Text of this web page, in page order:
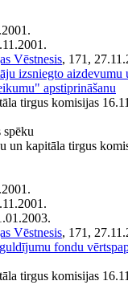
Vēstnesis, 171,
izsniegto
apstiprināšanu
tirgus komisijas
spēku
un kapitāla tirgus
Vēstnesis, 171,
fondu
tirgus komisijas